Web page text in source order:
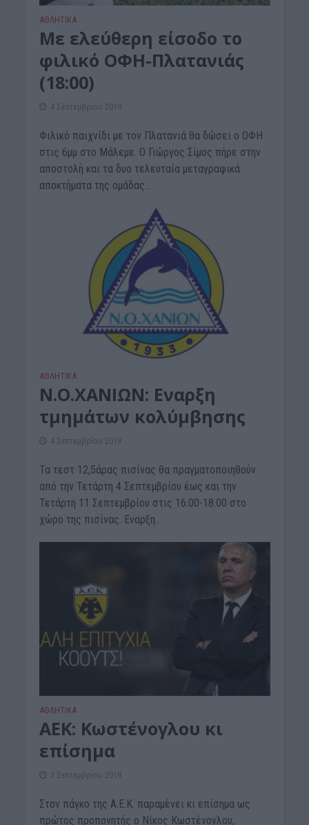
ΑΘΛΗΤΙΚΑ
Με ελεύθερη είσοδο το
φιλικό ΟΦΗ-Πλατανιάς
(18:00)
4 Σεπτεμβρίου 2019
Φιλικό παιχνίδι με τον Πλατανιά θα δώσει ο ΟΦΗ
στις 6μμ στο Μάλεμε. Ο Γιώργος Σίμος πήρε στην
αποστολή και τα δυο τελευταία μεταγραφικά
αποκτήματα της ομάδας...
ΑΘΛΗΤΙΚΑ
Ν.Ο.ΧΑΝΙΩΝ: Εναρξη
τμημάτων κολύμβησης
4 Σεπτεμβρίου 2019
Τα τεστ 12,5άρας πισίνας θα πραγματοποιηθούν
από την Τετάρτη 4 Σεπτεμβρίου έως και την
Τετάρτη 11 Σεπτεμβρίου στις 16.00-18.00 στο
χώρο της πισίνας. Εναρξη...
ΑΘΛΗΤΙΚΑ
ΑΕΚ: Κωστένογλου κι
επίσημα
3 Σεπτεμβρίου 2019
Στον πάγκο της Α.Ε.Κ. παραμένει κι επίσημα ως
πρώτος προπονητής ο Νίκος Κωστένογλου,